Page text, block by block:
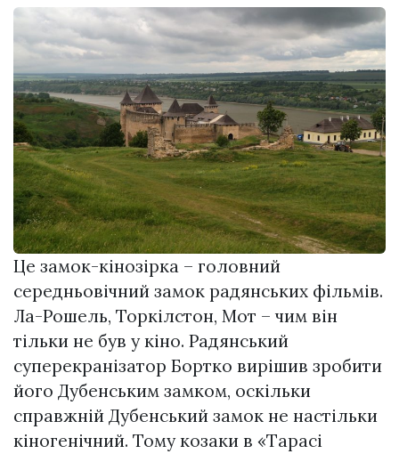
Це замок-кінозірка – головний
середньовічний замок радянських фільмів.
Ла-Рошель, Торкілстон, Мот – чим він
тільки не був у кіно. Радянський
суперекранізатор Бортко вирішив зробити
його Дубенським замком, оскільки
справжній Дубенський замок не настільки
кіногенічний. Тому козаки в «Тарасі